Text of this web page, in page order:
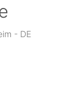
- DE